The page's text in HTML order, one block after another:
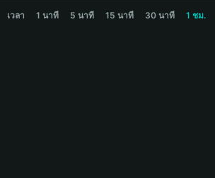
Bahasa Indonesia
BELIEF Price Chart
เวลา 1 นาที 5 นาที 15 นาที 30 นาที 1 ชม.